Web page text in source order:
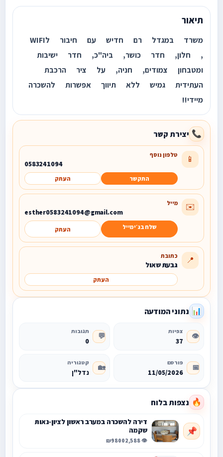
תיאור
משרד במגדל רם חדיש עם חיבור לWIFI
, חלון, חדר כושר, ביה"כ, חדר ישיבות
ומטבחון צמודים, חניה, על ציר הרכבת
העתידית גמיש ללא תיווך אפשרות להשכרה
מיידי!!
📞 יצירת קשר
📱 טלפון נוסף
0583241094
התקשר העתק
✉️ מייל
esther0583241094@gmail.com
שלח בג׳ימייל העתק
📍 כתובת
גבעת שאול
העתק
📊 נתוני המודעה
👁️ צפיות
37
💬 תגובות
0
📅 פורסם
11/05/2026
🏡 קטגוריה
נדל"ן
🔥 נצפות בלוח
📌
דירה להשכרה במערב ראשון לציון-נאות
שקמה
👁️ 2,588
₪9800